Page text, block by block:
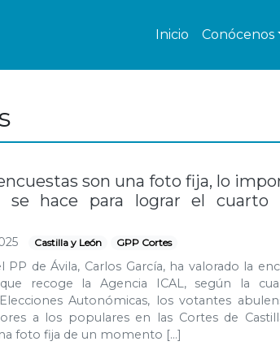
Inicio Conócenos
encuestas son una foto fija, lo
se hace para lograr el cuarto
Castilla y León GPP Cortes
PP de Ávila, Carlos García, ha valorado la
recoge la Agencia ICAL, según la
Autonómicas, los votantes
a los populares en las Cortes de
foto fija de un momento […]